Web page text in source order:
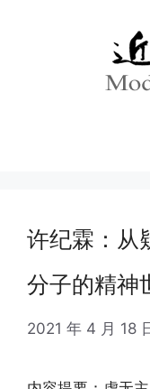
许纪霖：从
分子的精神
2021 年 4 月 18